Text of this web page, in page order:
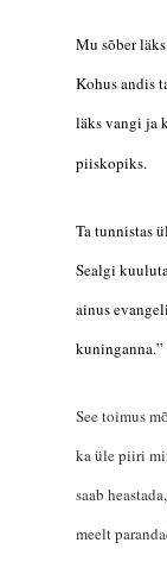
Mu sõber
Kohus andis
läks vangi ja
piiskopiks.
Ta tunnistas
Sealgi
ainus
kuninganna.”
See toimus
ka üle piiri
saab
meelt